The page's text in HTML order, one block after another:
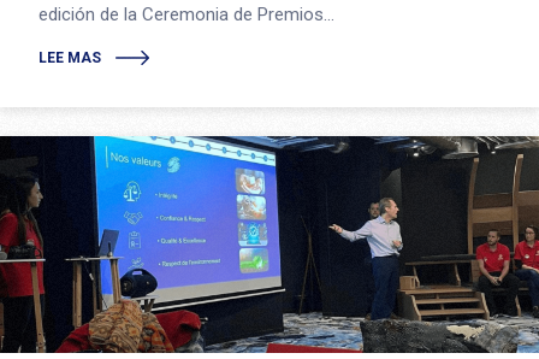
edición de la Ceremonia de Premios...
LEE MAS